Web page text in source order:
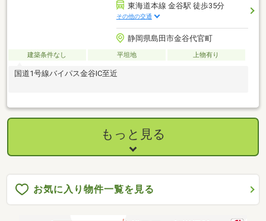
東海道本線 金谷駅 徒歩35分
その他の交通
静岡県島田市金谷代官町
建築条件なし 平坦地 上物有り
国道1号線バイパス金谷IC至近
もっと見る
お気に入り物件一覧を見る